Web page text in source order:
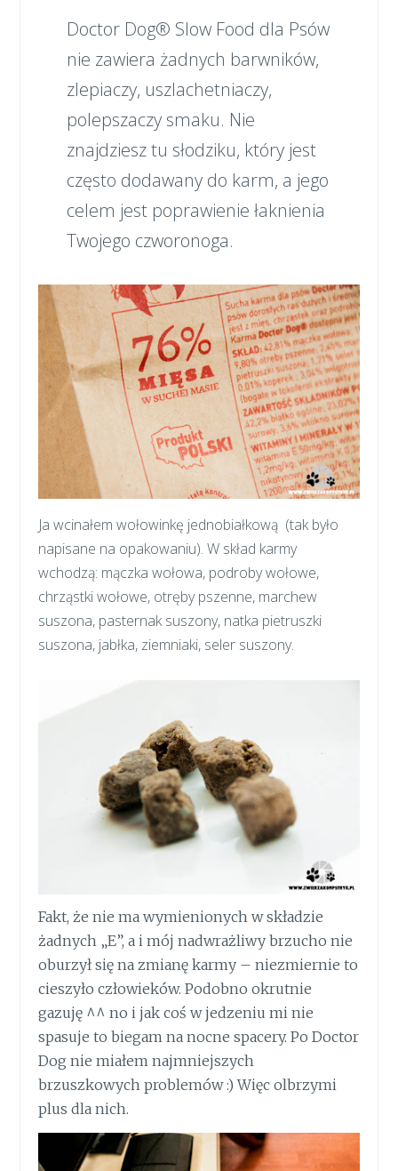
Doctor Dog® Slow Food dla Psów
nie zawiera żadnych barwników,
zlepiaczy, uszlachetniaczy,
polepszaczy smaku. Nie
znajdziesz tu słodziku, który jest
często dodawany do karm, a jego
celem jest poprawienie łaknienia
Twojego czworonoga.
Ja wcinałem wołowinkę jednobiałkową (tak było
napisane na opakowaniu). W skład karmy
wchodzą: mączka wołowa, podroby wołowe,
chrząstki wołowe, otręby pszenne, marchew
suszona, pasternak suszony, natka pietruszki
suszona, jabłka, ziemniaki, seler suszony.
Fakt, że nie ma wymienionych w składzie
żadnych „E”, a i mój nadwrażliwy brzucho nie
oburzył się na zmianę karmy – niezmiernie to
cieszyło człowieków. Podobno okrutnie
gazuję ^^ no i jak coś w jedzeniu mi nie
spasuje to biegam na nocne spacery. Po Doctor
Dog nie miałem najmniejszych
brzuszkowych problemów :) Więc olbrzymi
plus dla nich.